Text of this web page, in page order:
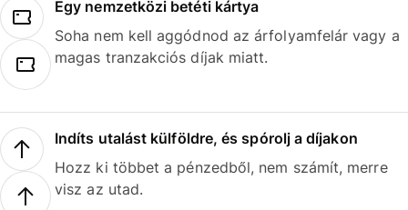
Egy nemzetközi betéti kártya
Soha nem kell aggódnod az árfolyamfelár vagy a
magas tranzakciós díjak miatt.
Indíts utalást külföldre, és spórolj a díjakon
Hozz ki többet a pénzedből, nem számít, merre
visz az utad.